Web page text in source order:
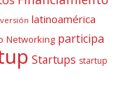
latinoamérica
Networking participa
Startups startup